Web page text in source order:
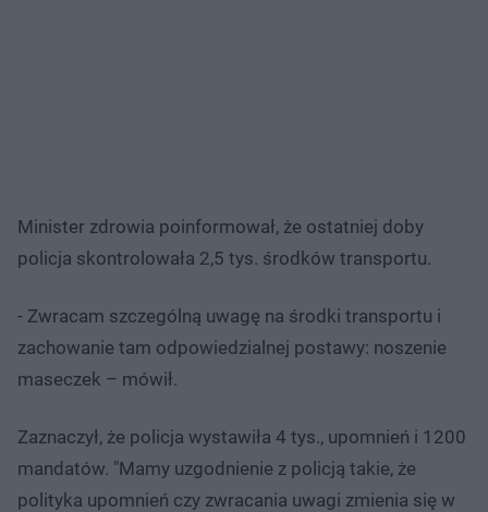
Minister zdrowia poinformował, że ostatniej doby
policja skontrolowała 2,5 tys. środków transportu.
- Zwracam szczególną uwagę na środki transportu i
zachowanie tam odpowiedzialnej postawy: noszenie
maseczek – mówił.
Zaznaczył, że policja wystawiła 4 tys., upomnień i 1200
mandatów. "Mamy uzgodnienie z policją takie, że
polityka upomnień czy zwracania uwagi zmienia się w